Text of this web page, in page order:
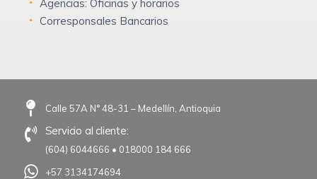
Agencias: Oficinas y horarios
Corresponsales Bancarios
Calle 57A N° 48-31 – Medellín, Antioquia
Servicio al cliente:
(604) 6044666 • 018000 184 666
+57 3134174694